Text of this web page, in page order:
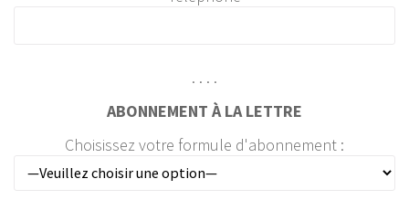
. . . .
ABONNEMENT À LA LETTRE
Choisissez votre formule d'abonnement :